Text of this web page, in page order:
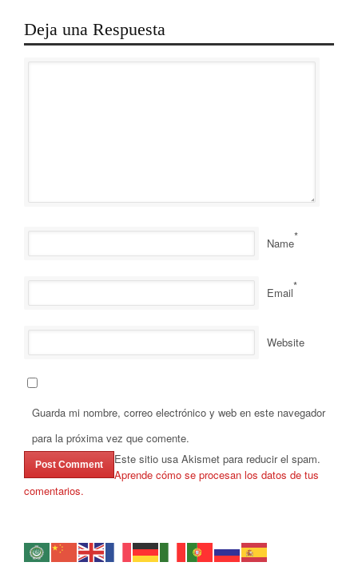
Deja una Respuesta
Name*
Email*
Website
Guarda mi nombre, correo electrónico y web en este navegador
para la próxima vez que comente.
Este sitio usa Akismet para reducir el spam.
Aprende cómo se procesan los datos de tus
comentarios.